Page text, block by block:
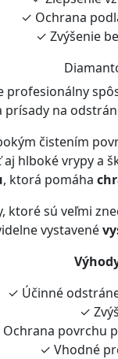
✓ Ochrana
✓ Zvýšenie
na
čistením
hlboké vrypy a
, ktorá pomáha
ktoré sú veľmi
vystavené
✓ Účinné
✓
povrchu
✓ Vhodné